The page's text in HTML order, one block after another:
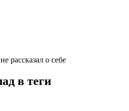
рассказал о себе
в теги